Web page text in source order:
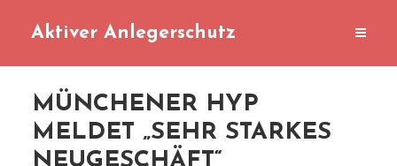
Aktiver Anlegerschutz
MÜNCHENER HYP
MELDET „SEHR STARKES
NEUGESCHÄFT“